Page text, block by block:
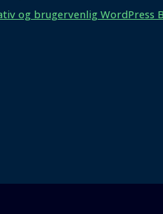
og brugervenlig WordPress